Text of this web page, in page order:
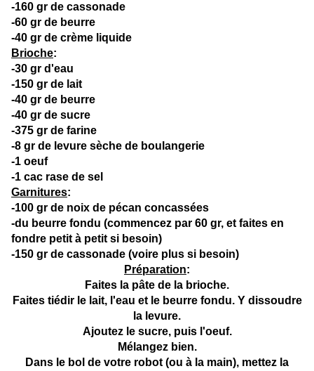
-160 gr de cassonade
-60 gr de beurre
-40 gr de crème liquide
Brioche:
-30 gr d'eau
-150 gr de lait
-40 gr de beurre
-40 gr de sucre
-375 gr de farine
-8 gr de levure sèche de boulangerie
-1 oeuf
-1 cac rase de sel
Garnitures:
-100 gr de noix de pécan concassées
-du beurre fondu (commencez par 60 gr, et faites en
fondre petit à petit si besoin)
-150 gr de cassonade (voire plus si besoin)
Préparation:
Faites la pâte de la brioche.
Faites tiédir le lait, l'eau et le beurre fondu. Y dissoudre
la levure.
Ajoutez le sucre, puis l'oeuf.
Mélangez bien.
Dans le bol de votre robot (ou à la main), mettez la